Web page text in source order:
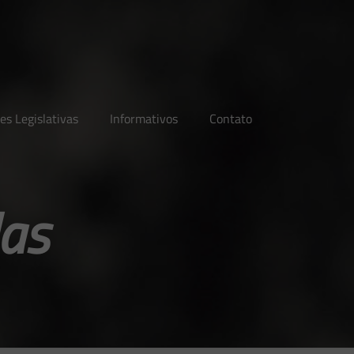
Legislativas Informativos Contato